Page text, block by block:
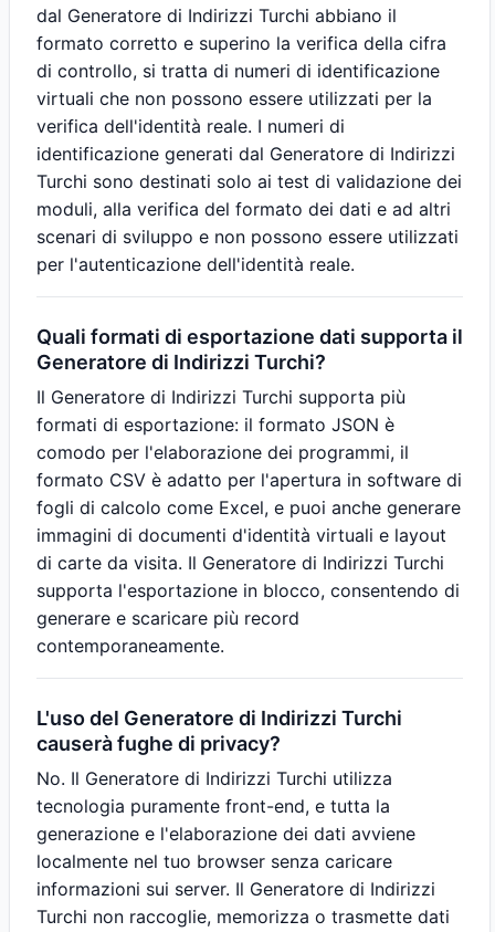
dal Generatore di Indirizzi Turchi abbiano il
formato corretto e superino la verifica della cifra
di controllo, si tratta di numeri di identificazione
virtuali che non possono essere utilizzati per la
verifica dell'identità reale. I numeri di
identificazione generati dal Generatore di Indirizzi
Turchi sono destinati solo ai test di validazione dei
moduli, alla verifica del formato dei dati e ad altri
scenari di sviluppo e non possono essere utilizzati
per l'autenticazione dell'identità reale.
Quali formati di esportazione dati supporta il
Generatore di Indirizzi Turchi?
Il Generatore di Indirizzi Turchi supporta più
formati di esportazione: il formato JSON è
comodo per l'elaborazione dei programmi, il
formato CSV è adatto per l'apertura in software di
fogli di calcolo come Excel, e puoi anche generare
immagini di documenti d'identità virtuali e layout
di carte da visita. Il Generatore di Indirizzi Turchi
supporta l'esportazione in blocco, consentendo di
generare e scaricare più record
contemporaneamente.
L'uso del Generatore di Indirizzi Turchi
causerà fughe di privacy?
No. Il Generatore di Indirizzi Turchi utilizza
tecnologia puramente front-end, e tutta la
generazione e l'elaborazione dei dati avviene
localmente nel tuo browser senza caricare
informazioni sui server. Il Generatore di Indirizzi
Turchi non raccoglie, memorizza o trasmette dati